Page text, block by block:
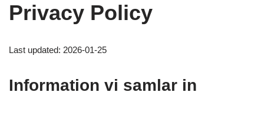
Privacy Policy
Last updated: 2026-01-25
Information vi samlar in